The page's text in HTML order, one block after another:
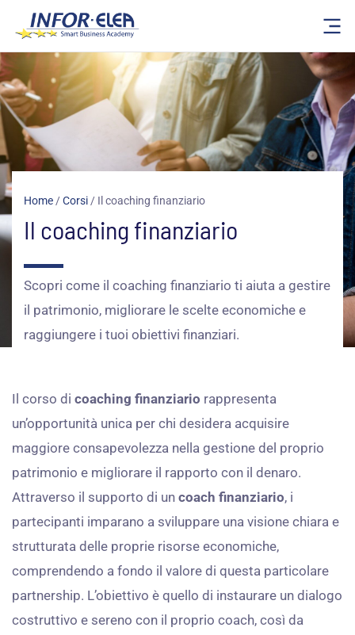
contenuto
Home/Corsi/ Il coaching finanziario
Il coaching finanziario
Scopri come il coaching finanziario ti aiuta a gestire
il patrimonio, migliorare le scelte economiche e
raggiungere i tuoi obiettivi finanziari.
Il corso di coaching finanziario rappresenta
un’opportunità unica per chi desidera acquisire
maggiore consapevolezza nella gestione del proprio
patrimonio e migliorare il rapporto con il denaro.
Attraverso il supporto di un coach finanziario, i
partecipanti imparano a sviluppare una visione chiara e
strutturata delle proprie risorse economiche,
comprendendo a fondo il valore di questa particolare
partnership. L’obiettivo è quello di instaurare un dialogo
costruttivo e sereno con il proprio coach, così da